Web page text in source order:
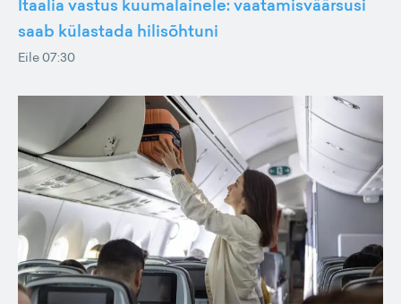
Itaalia vastus kuumalainele: vaatamisväärsusi
saab külastada hilisõhtuni
Eile 07:30